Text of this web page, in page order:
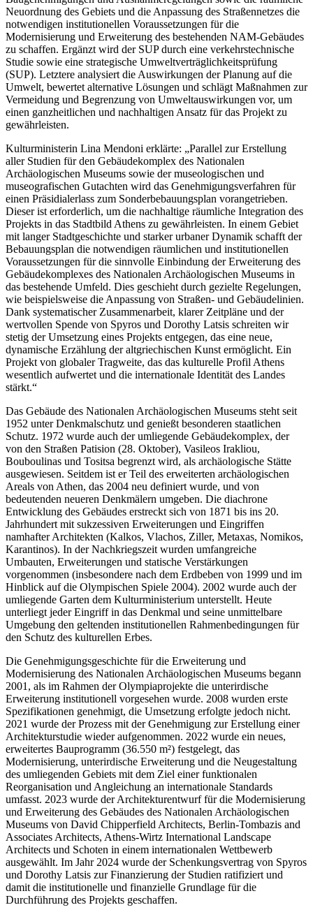
Neuordnung des Gebiets und die Anpassung des Straßennetzes die
notwendigen institutionellen Voraussetzungen für die
Modernisierung und Erweiterung des bestehenden NAM-Gebäudes
zu schaffen. Ergänzt wird der SUP durch eine verkehrstechnische
Studie sowie eine strategische Umweltverträglichkeitsprüfung
(SUP). Letztere analysiert die Auswirkungen der Planung auf die
Umwelt, bewertet alternative Lösungen und schlägt Maßnahmen zur
Vermeidung und Begrenzung von Umweltauswirkungen vor, um
einen ganzheitlichen und nachhaltigen Ansatz für das Projekt zu
gewährleisten.
Kulturministerin Lina Mendoni erklärte: „Parallel zur Erstellung
aller Studien für den Gebäudekomplex des Nationalen
Archäologischen Museums sowie der museologischen und
museografischen Gutachten wird das Genehmigungsverfahren für
einen Präsidialerlass zum Sonderbebauungsplan vorangetrieben.
Dieser ist erforderlich, um die nachhaltige räumliche Integration des
Projekts in das Stadtbild Athens zu gewährleisten. In einem Gebiet
mit langer Stadtgeschichte und starker urbaner Dynamik schafft der
Bebauungsplan die notwendigen räumlichen und institutionellen
Voraussetzungen für die sinnvolle Einbindung der Erweiterung des
Gebäudekomplexes des Nationalen Archäologischen Museums in
das bestehende Umfeld. Dies geschieht durch gezielte Regelungen,
wie beispielsweise die Anpassung von Straßen- und Gebäudelinien.
Dank systematischer Zusammenarbeit, klarer Zeitpläne und der
wertvollen Spende von Spyros und Dorothy Latsis schreiten wir
stetig der Umsetzung eines Projekts entgegen, das eine neue,
dynamische Erzählung der altgriechischen Kunst ermöglicht. Ein
Projekt von globaler Tragweite, das das kulturelle Profil Athens
wesentlich aufwertet und die internationale Identität des Landes
stärkt.“
Das Gebäude des Nationalen Archäologischen Museums steht seit
1952 unter Denkmalschutz und genießt besonderen staatlichen
Schutz. 1972 wurde auch der umliegende Gebäudekomplex, der
von den Straßen Patision (28. Oktober), Vasileos Irakliou,
Bouboulinas und Tositsa begrenzt wird, als archäologische Stätte
ausgewiesen. Seitdem ist er Teil des erweiterten archäologischen
Areals von Athen, das 2004 neu definiert wurde, und von
bedeutenden neueren Denkmälern umgeben. Die diachrone
Entwicklung des Gebäudes erstreckt sich von 1871 bis ins 20.
Jahrhundert mit sukzessiven Erweiterungen und Eingriffen
namhafter Architekten (Kalkos, Vlachos, Ziller, Metaxas, Nomikos,
Karantinos). In der Nachkriegszeit wurden umfangreiche
Umbauten, Erweiterungen und statische Verstärkungen
vorgenommen (insbesondere nach dem Erdbeben von 1999 und im
Hinblick auf die Olympischen Spiele 2004). 2002 wurde auch der
umliegende Garten dem Kulturministerium unterstellt. Heute
unterliegt jeder Eingriff in das Denkmal und seine unmittelbare
Umgebung den geltenden institutionellen Rahmenbedingungen für
den Schutz des kulturellen Erbes.
Die Genehmigungsgeschichte für die Erweiterung und
Modernisierung des Nationalen Archäologischen Museums begann
2001, als im Rahmen der Olympiaprojekte die unterirdische
Erweiterung institutionell vorgesehen wurde. 2008 wurden erste
Spezifikationen genehmigt, die Umsetzung erfolgte jedoch nicht.
2021 wurde der Prozess mit der Genehmigung zur Erstellung einer
Architekturstudie wieder aufgenommen. 2022 wurde ein neues,
erweitertes Bauprogramm (36.550 m²) festgelegt, das
Modernisierung, unterirdische Erweiterung und die Neugestaltung
des umliegenden Gebiets mit dem Ziel einer funktionalen
Reorganisation und Angleichung an internationale Standards
umfasst. 2023 wurde der Architekturentwurf für die Modernisierung
und Erweiterung des Gebäudes des Nationalen Archäologischen
Museums von David Chipperfield Architects, Berlin-Tombazis and
Associates Architects, Athens-Wirtz International Landscape
Architects und Schoten in einem internationalen Wettbewerb
ausgewählt. Im Jahr 2024 wurde der Schenkungsvertrag von Spyros
und Dorothy Latsis zur Finanzierung der Studien ratifiziert und
damit die institutionelle und finanzielle Grundlage für die
Durchführung des Projekts geschaffen.